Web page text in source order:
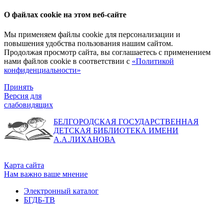
О файлах cookie на этом веб-сайте
Мы применяем файлы cookie для персонализации и
повышения удобства пользования нашим сайтом.
Продолжая просмотр сайта, вы соглашаетесь с применением
нами файлов cookie в соответствии с «Политикой
конфиденциальности»
Принять
Версия для
слабовидящих
БЕЛГОРОДСКАЯ ГОСУДАРСТВЕННАЯ
ДЕТСКАЯ БИБЛИОТЕКА ИМЕНИ
А.А.ЛИХАНОВА
Карта сайта
Нам важно ваше мнение
Электронный каталог
БГДБ-ТВ